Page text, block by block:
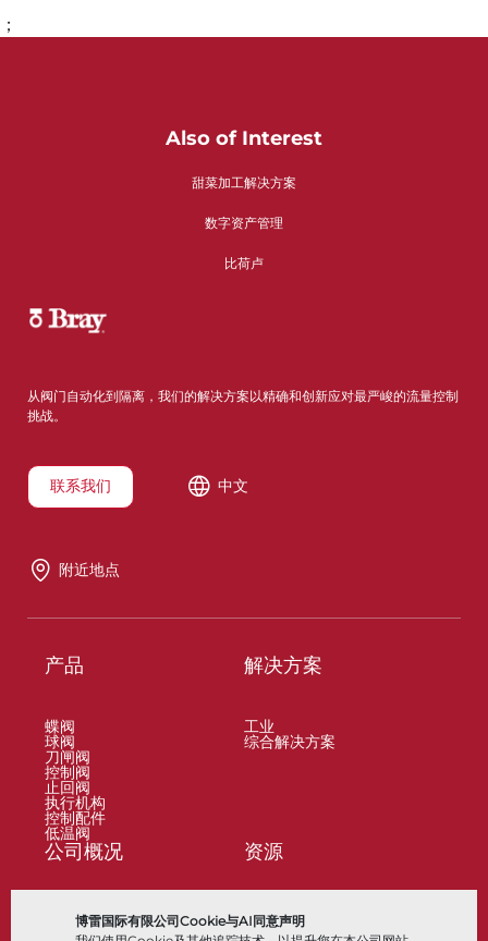
博雷国际有限公司Cookie与AI同意声明
；
Also of Interest
甜菜加工解决方案
数字资产管理
比荷卢
从阀门自动化到隔离，我们的解决方案以精确和创新应对最严峻的流量控制
挑战。
联系我们 中文
附近地点
产品
蝶阀
球阀
刀闸阀
控制阀
止回阀
执行机构
控制配件
低温阀
解决方案
工业
综合解决方案
公司概况 资源
文档
知识中心